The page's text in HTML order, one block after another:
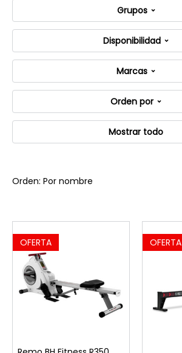
Grupos
Disponibilidad
Marcas
Orden por
Mostrar todo
Orden: Por nombre
OFERTA OFERTA